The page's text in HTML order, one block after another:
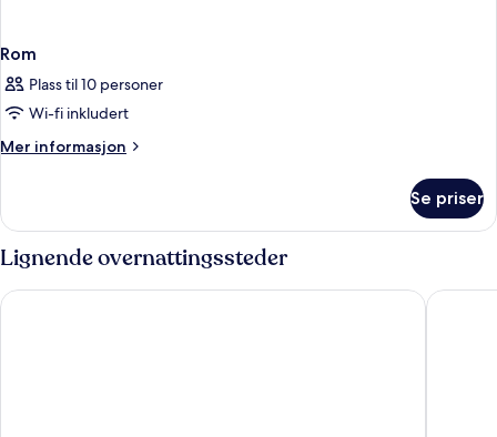
Rom
Plass til 10 personer
Wi-fi inkludert
Mer informasjon
Mer
Se priser
Lignende overnattingssteder
Amàre Beach Hotel Marbella - Adults RecommendedDon